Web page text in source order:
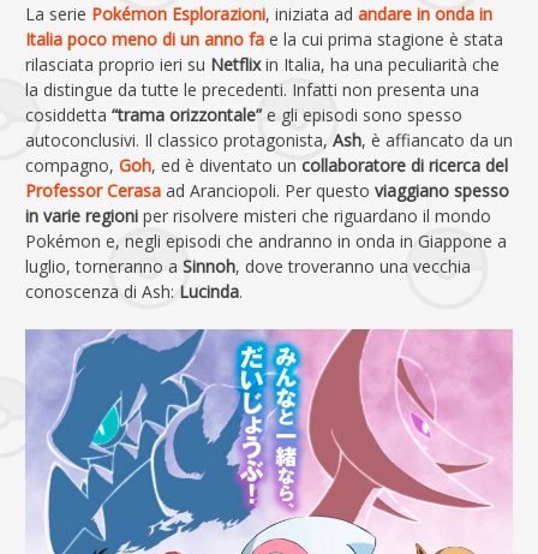
La serie Pokémon Esplorazioni, iniziata ad andare in onda in
Italia poco meno di un anno fa e la cui prima stagione è stata
rilasciata proprio ieri su Netflixin Italia, ha una peculiarità che
la distingue da tutte le precedenti. Infatti non presenta una
cosiddetta “trama orizzontale”e gli episodi sono spesso
autoconclusivi. Il classico protagonista, Ash, è affiancato da un
compagno, Goh, ed è diventato un collaboratore di ricerca del
Professor Cerasa ad Aranciopoli. Per questo viaggiano spesso
in varie regioni per risolvere misteri che riguardano il mondo
Pokémon e, negli episodi che andranno in onda in Giappone a
luglio, torneranno a Sinnoh, dove troveranno una vecchia
conoscenza di Ash: Lucinda.